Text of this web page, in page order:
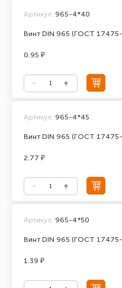
Винт DIN 965 (ГОСТ
Артикул: 965-4*40
0.95 ₽
Винт DIN 965 (ГОСТ
Артикул: 965-4*45
2.77 ₽
Винт DIN 965 (ГОСТ
Артикул: 965-4*50
1.39 ₽